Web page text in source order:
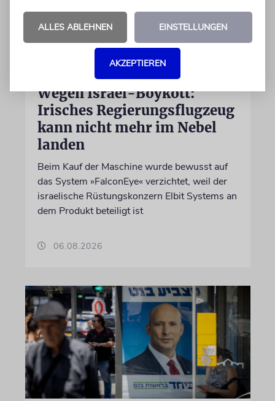
Wegen Israel-Boykott:
Irisches Regierungsflugzeug
kann nicht mehr im Nebel
landen
Beim Kauf der Maschine wurde bewusst auf
das System »FalconEye« verzichtet, weil der
israelische Rüstungskonzern Elbit Systems an
dem Produkt beteiligt ist
06.08.2026
ALLES ABLEHNEN EINSTELLUNGEN
AKZEPTIEREN